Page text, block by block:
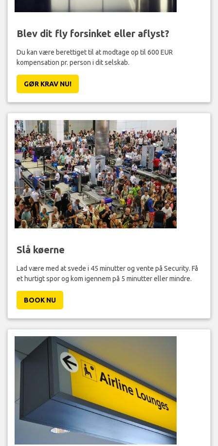
Blev dit fly forsinket eller aflyst?
Du kan være berettiget til at modtage op til 600 EUR
kompensation pr. person i dit selskab.
GØR KRAV NU!
Slå køerne
Lad være med at svede i 45 minutter og vente på Security. Få
et hurtigt spor og kom igennem på 5 minutter eller mindre.
BOOK NU